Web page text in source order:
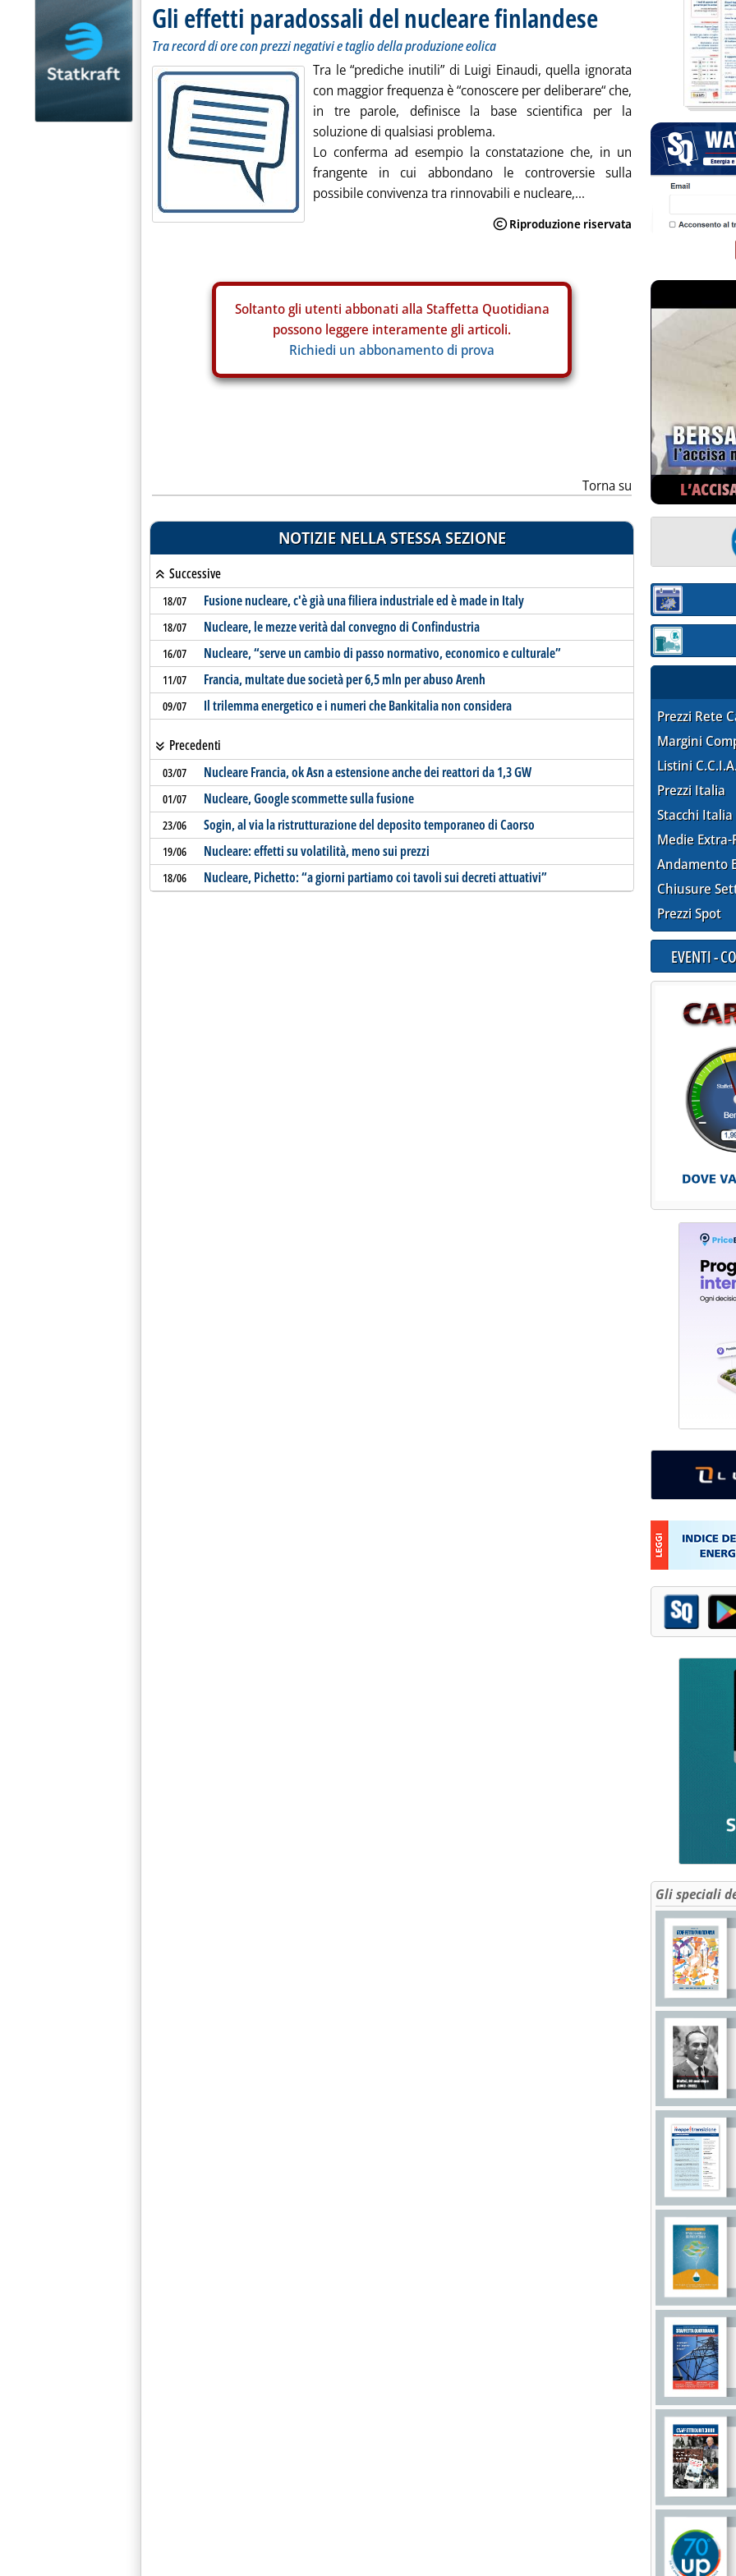
Gli effetti paradossali del nucleare finlandese
Tra record di ore con prezzi negativi e taglio della produzione eolica
Tra le “prediche inutili” di Luigi Einaudi, quella ignorata
con maggior frequenza è “conoscere per deliberare“ che,
in tre parole, definisce la base scientifica per la
soluzione di qualsiasi problema.
Lo conferma ad esempio la constatazione che, in un
frangente in cui abbondano le controversie sulla
possibile convivenza tra rinnovabili e nucleare,...
Soltanto gli utenti abbonati alla Staffetta Quotidiana
possono leggere interamente gli articoli.
Richiedi un abbonamento di prova
Torna su
NOTIZIE NELLA STESSA SEZIONE
Successive
18/07 Fusione nucleare, c'è già una filiera industriale ed è made in Italy
18/07 Nucleare, le mezze verità dal convegno di Confindustria
16/07 Nucleare, “serve un cambio di passo normativo, economico e culturale”
11/07 Francia, multate due società per 6,5 mln per abuso Arenh
09/07 Il trilemma energetico e i numeri che Bankitalia non considera
Precedenti
03/07 Nucleare Francia, ok Asn a estensione anche dei reattori da 1,3 GW
01/07 Nucleare, Google scommette sulla fusione
23/06 Sogin, al via la ristrutturazione del deposito temporaneo di Caorso
19/06 Nucleare: effetti su volatilità, meno sui prezzi
18/06 Nucleare, Pichetto: “a giorni partiamo coi tavoli sui decreti attuativi”
Sezione:
Sezione:
Prezzi Rete
Margini
Listini
Prezzi Italia
Stacchi Italia
Medie Extra-
Andamento
Chiusure
Prezzi Spot
EVENTI -
Gli speciali